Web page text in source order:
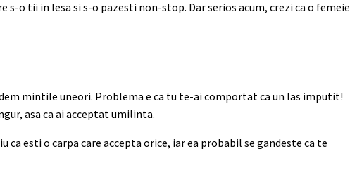
s-o tii in lesa si s-o pazesti non-stop. Dar serios acum, crezi ca o femeie
mintile uneori. Problema e ca tu te-ai comportat ca un las imputit!
asa ca ai acceptat umilinta.
esti o carpa care accepta orice, iar ea probabil se gandeste ca te